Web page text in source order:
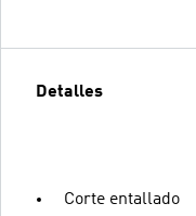
Detalles
Corte entallado